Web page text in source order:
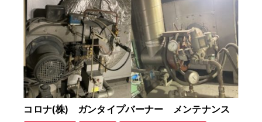
コロナ(株) ガンタイプバーナー メンテナンス